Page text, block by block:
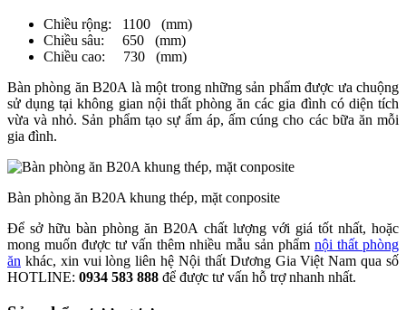
Chiều rộng: 1100 (mm)
Chiều sâu: 650 (mm)
Chiều cao: 730 (mm)
Bàn phòng ăn B20A là một trong những sản phẩm được ưa chuộng
sử dụng tại không gian nội thất phòng ăn các gia đình có diện tích
vừa và nhỏ. Sản phẩm tạo sự ấm áp, ấm cúng cho các bữa ăn mỗi
gia đình.
Bàn phòng ăn B20A khung thép, mặt conposite
Để sở hữu bàn phòng ăn B20A chất lượng với giá tốt nhất, hoặc
mong muốn được tư vấn thêm nhiều mẫu sản phẩm nội thất phòng
ăn khác, xin vui lòng liên hệ Nội thất Dương Gia Việt Nam qua số
HOTLINE: 0934 583 888 để được tư vấn hỗ trợ nhanh nhất.